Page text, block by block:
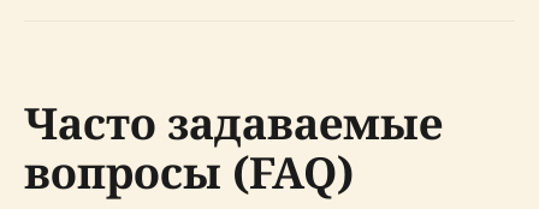
Часто задаваемые
вопросы (FAQ)